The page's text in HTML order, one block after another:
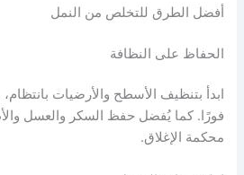
أفضل الطرق للتخلص من النمل
الحفاظ على النظافة
ابدأ بتنظيف الأسطح والأرضيات
فورًا. كما يُفضل حفظ السكر والعسل
محكمة الإغلاق.